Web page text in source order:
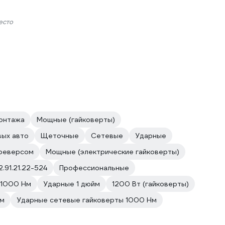
Мощные (гайковерты)
авто
Щеточные Сетевые
Ударные
Мощные (электрические гайковерты)
524
Профессиональные
Нм
Ударные 1 дюйм
1200 Вт (гайковерты)
Ударные сетевые гайковерты 1000 Нм